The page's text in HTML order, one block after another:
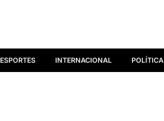
ESPORTES INTERNACIONAL POLÍTICA